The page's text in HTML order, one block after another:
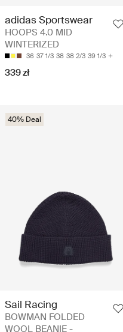
adidas Sportswear
HOOPS 4.0 MID
WINTERIZED
36 37 1/3 38 38 2/3 39 1/3
339 zł
40% Deal
Sail Racing
BOWMAN FOLDED
WOOL BEANIE -